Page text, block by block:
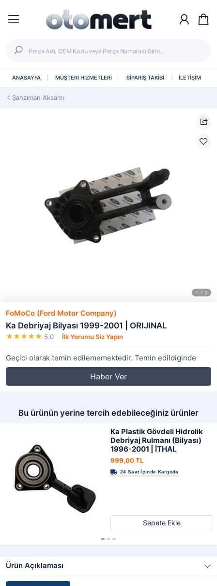
ANASAYFA MÜŞTERİ HİZMETLERİ SİPARİŞ TAKİBİ İLETİŞİM
Şanzıman Aksamı
FoMoCo (Ford Motor Company)
Ka Debriyaj Bilyası 1999-2001 | ORIJINAL
5.0 İlk Yorumu Siz Yapın
Geçici olarak temin edilememektedir. Temin edildiginde
Haber Ver
Bu ürünün yerine tercih edebileceğiniz ürünler
Ka Plastik Gövdeli Hidrolik
Debriyaj Rulmanı (Bilyası)
1996-2001 | İTHAL
999,00 TL
Sepete Ekle
Ürün Açıklaması